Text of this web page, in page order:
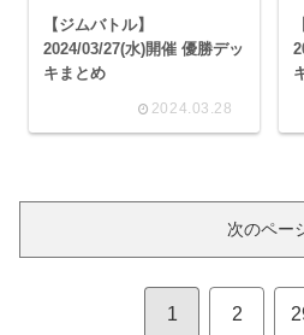
【ジムバトル】
2024/03/27(水)開催 優勝デッ
キまとめ
2024.03.28
次のペー
1 2